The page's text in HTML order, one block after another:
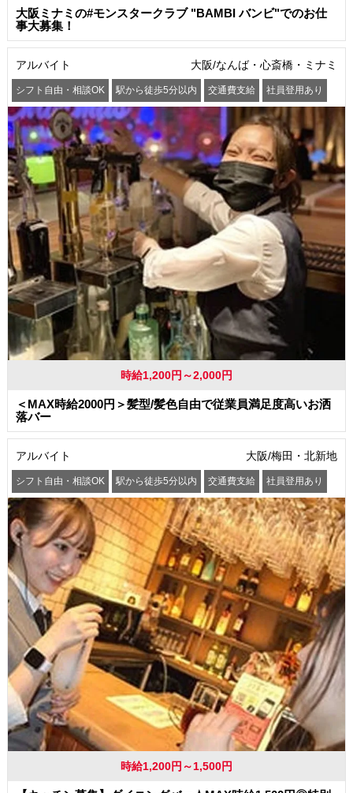
大阪ミナミの#モンスタークラブ "BAMBI バンビ"でのお仕
事大募集！
アルバイト 大阪/なんば・心斎橋・ミナミ
シフト自由・相談OK 駅から徒歩5分以内 交通費支給 社員登用あり
時給1,200円～2,000円
＜MAX時給2000円＞髪型/髪色自由で従業員満足度高いお洒
落バー
アルバイト 大阪/梅田・北新地
シフト自由・相談OK 駅から徒歩5分以内 交通費支給 社員登用あり
時給1,200円～1,500円